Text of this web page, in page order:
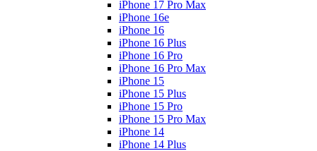
iPhone 17 Pro Max
iPhone 16e
iPhone 16
iPhone 16 Plus
iPhone 16 Pro
iPhone 16 Pro Max
iPhone 15
iPhone 15 Plus
iPhone 15 Pro
iPhone 15 Pro Max
iPhone 14
iPhone 14 Plus